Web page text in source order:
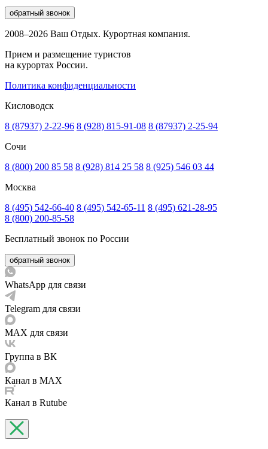
обратный звонок
2008–2026 Ваш Отдых. Курортная компания.
Прием и размещение туристов
на курортах России.
Политика конфиденциальности
Кисловодск
8 (87937) 2-22-96 8 (928) 815-91-08 8 (87937) 2-25-94
Сочи
8 (800) 200 85 58 8 (928) 814 25 58 8 (925) 546 03 44
Москва
8 (495) 542-66-40 8 (495) 542-65-11 8 (495) 621-28-95
8 (800) 200-85-58
Бесплатный звонок по России
обратный звонок
WhatsApp для связи
Telegram для связи
MAX для связи
Группа в ВК
Канал в MAX
Канал в Rutube